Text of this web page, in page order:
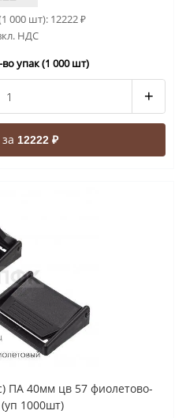
000 шт): 12222₽
НДС
упак (1 000 шт)
+
12222 ₽
ПА 40мм цв 57 фиолетово-
1000шт)